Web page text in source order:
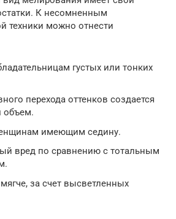
К несомненным
техники можно отнести
густых или тонких
перехода оттенков создается
объем.
имеющим седину.
вред по сравнению с тотальным
за счет высветленных